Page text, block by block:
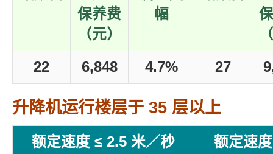
保养费
（元）
幅
22 6,848 4.7% 27
升降机运行楼层于 35 层以上
额定速度 ≤ 2.5 米／秒 额定速